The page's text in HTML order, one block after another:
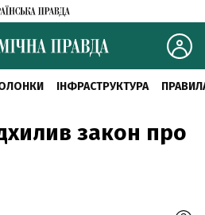
ІНФРАСТРУКТУРА
закон про